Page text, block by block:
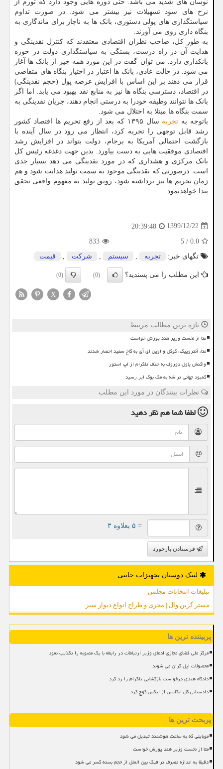
نوسان های شدید می باشد. حتی دوره هایی وجود دارد که تورم از
نرخ های سود تسهیلات نیز بیشتر می شود. در صورت تداوم
سیاستگذاری های پولی دستوری، بانک ها به ناچار برای ماندگاری به
بنگاه داری روی می آورند.
به طور کل، صاحب نظران اقتصادی معتقدند که کنترل نقدینگی و
هدایت آن در راه درست، بستگی به سیاستگذاری دولت در حوزه
بانکداری دارد. می توان گفت در این مورد همه چیز از بانک ها آغاز
می شود. در حالت عادی، بانک ها اعتبار در اختیار بنگاه های متقاضی
قرار می دهند بر این اساس با افزایش عرضه پول (حجم نقدینگی)
در اقتصاد، دسترسی بنگاه ها نیز به منابع نقد بهبود می یابد. اما اگر
بانک ها نتوانند وظیفه خودرا به درستی انجام دهند، جریان نقدینگی به
سمت بنگاه ها مبتلا به اختلال می شود.
باتوجه به تجربه
سال ۱۳۹۵ که بعد از رفع تحریم ها اقتصاد کشور
رشد قابل توجهی را تجربه کرد، انتظار می رود در سال آینده با
بازگشت احتمالی آمریکا به برجام، دولت بتواند در افزایش رشد
اقتصادی موفقیت هایی به دست بیاورد. بدین جهت دغدغه رئیس کل
بانک مرکزی و هشداری که در مورد نقدینگی می دهد بسیار جدی
است. درصورتی که نقدینگی موجود به سمت تولید هدایت شود و هم
زمان تحریم ها نیز برداشته شود، رونق تولید به مفهوم واقعی تحقق
پیدا خواهدنمود.
1399/12/22
20:39:48
0.0
/
5
833
تگهای خبر:
تجربه سیستم شركت قیمت
این مطلب را می پسندید؟ (0)
(0)
X
تازه ترین مطالب مرتبط
متا از نخست وزیر هند پوزش خواست
متا، آنتروپیک، گوگل و اوپن ای آی به کاخ سفید احضار شدند
واکنش پاول دوروف به حذف تلگرام از اپ استور
کمبود جهانی تراشه به مک بوک ایر رسید
نظرات بینندگان در مورد این مطلب
لطفا شما همنظر دهید
= ۵ بعلاوه ۳
فرستادن بازخورد
لینک دوستان تجهیزات جانبی
تبلیغات انتخابات مجلس
مستر گرین وال | مجری و طراح انواع دیوار سبز
پربیننده ترین ها
مرکز ملی فضای مجازی ادعای وزیر ارتباطات در رابطه با یک مصوبه را تکذیب نمود
محصولات اپل گران می شوند
دادگاه هندی درخواست بازگشایی تلگرام را رد کرد
دادستانی کل انگلیس از ایکس کوچ کرد
پربحث ترین ها
موبایلی که به ساعت هوشمند تبدیل می شود
متا از نخست وزیر هند پوزش خواست
دقیقا به اندازه مصرف ترافیک بین الملل از حجم بسته کسر می شود